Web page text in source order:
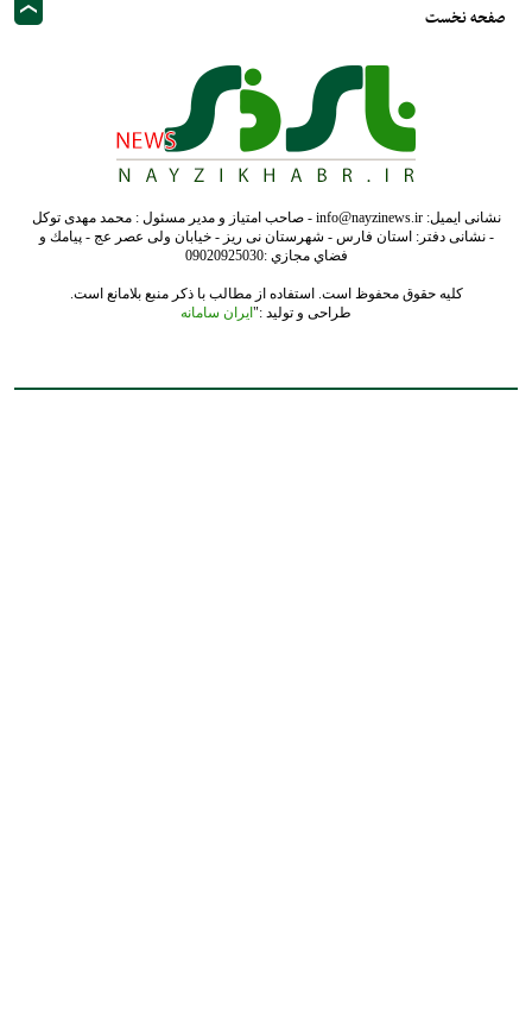
صفحه نخست
نشانی ایمیل: info@nayzinews.ir - صاحب امتیاز و مدیر مسئول : محمد مهدی توکل
- نشانی دفتر: استان فارس - شهرستان نی ریز - خیابان ولی عصر عج - پيامك و
فضاي مجازي :09020925030
کلیه حقوق محفوظ است. استفاده از مطالب با ذکر منبع بلامانع است.
طراحی و تولید :" ایران سامانه